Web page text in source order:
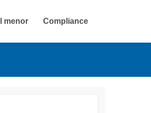
menor Compliance